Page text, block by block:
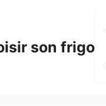
son frigo